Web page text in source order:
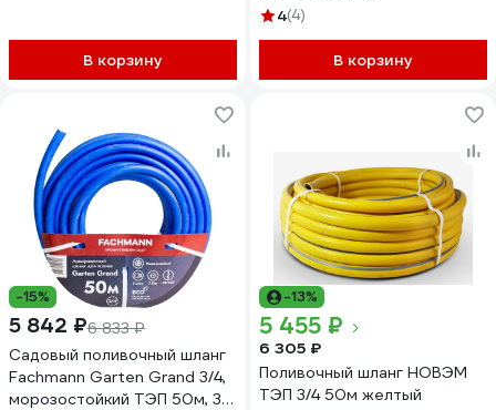
В корзину
4(4)
В корзину
-15%
5 842 ₽6 833 ₽
Садовый поливочный шланг
Fachmann Garten Grand 3/4,
морозостойкий ТЭП 50м, 3-х
-13%
5 455 ₽
6 305 ₽
Поливочный шланг НОВЭМ
ТЭП 3/4 50м желтый